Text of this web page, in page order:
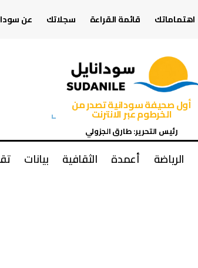
اهتماماتك قائمة القراءة سجلاتك عن
أول صحيفة سودانية تصدر من
الخرطوم عبر الانترنت
رئيس التحرير: طارق الجزولي
الرياضة أعمدة الثقافية بيانات